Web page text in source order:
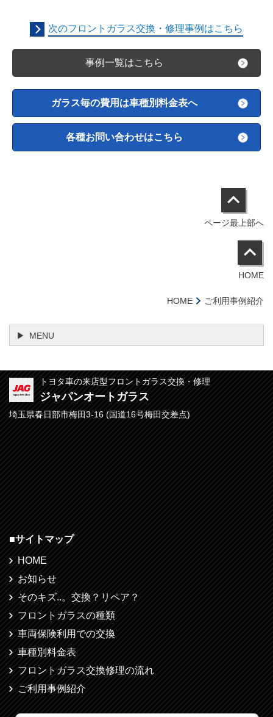
次のフロントガラス交換・修理事例はこちら
事例一覧はこちら
ガラス毎の費用は車種別料金表へ
各種お問い合わせはこちら
ページ最上部へ
HOME
HOME ご利用事例紹介
MENU
トヨタ車の来店型フロントガラス交換・修理
ジャパンオートガラス
埼玉県春日部市梅田3-16 (国道16号梅田交差点)
■サイトマップ
HOME
お知らせ
そのキズ..。交換？リペア？
フロントガラスの種類
車両保険利用での交換
車種別料金表
フロントガラス交換修理の流れ
ご利用事例紹介